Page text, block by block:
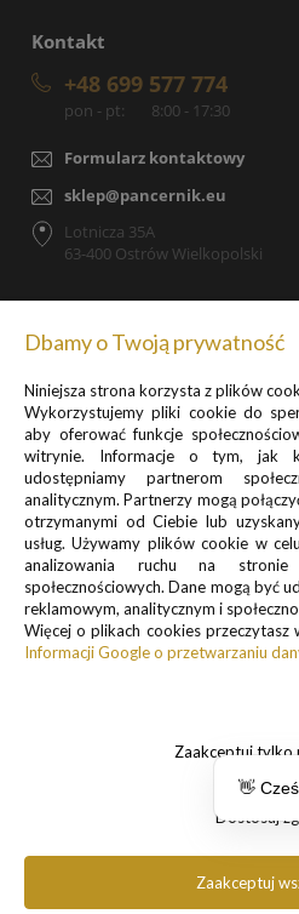
Kontakt
+48 699 577 774
pon - pt: 8:00 - 17:30
Formularz kontaktowy
sklep@pancernik.eu
Lotnicza 35A
63-400 Ostrów Wielkopolski
Zapisz się do newslettera, by
promocjach i nowościach
Informacje o przetwarzaniu danych
1 i 3
Polityki
.
Copyright 2025
👋
Dbamy o Twoją prywatność
Niniejsza strona korzysta z plików
Wykorzystujemy pliki cookie do
aby oferować funkcje
witrynie. Informacje o tym, jak
udostępniamy partnerom
analitycznym. Partnerzy mogą
otrzymanymi od Ciebie lub
usług. Używamy plików cookie w
analizowania ruchu na
społecznościowych. Dane mogą być
reklamowym, analitycznym i
Więcej o plikach cookies przeczytasz
Informacji Google o przetwarzaniu
Zaakceptuj tylko
Dostosuj
Zaakceptuj